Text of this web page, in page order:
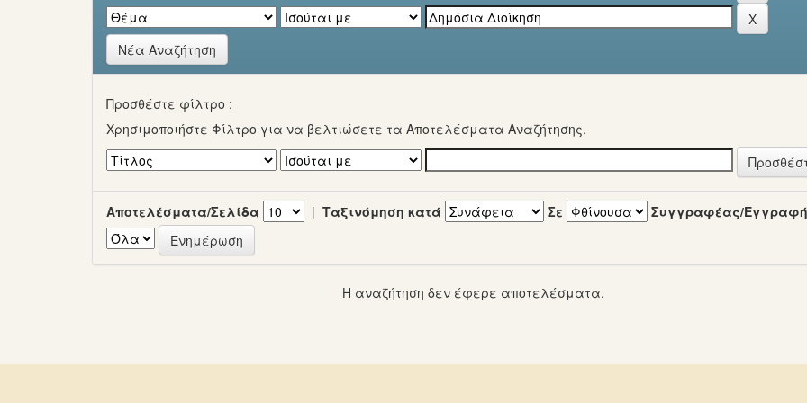
Νέα Αναζήτηση
Προσθέστε φίλτρο :
Χρησιμοποιήστε Φίλτρο για να βελτιώσετε τα Αποτελέσματα Αναζήτησης.
Αποτελέσματα/Σελίδα | Ταξινόμηση κατά Σε Συγγραφέας/Εγγραφή
Η αναζήτηση δεν έφερε αποτελέσματα.